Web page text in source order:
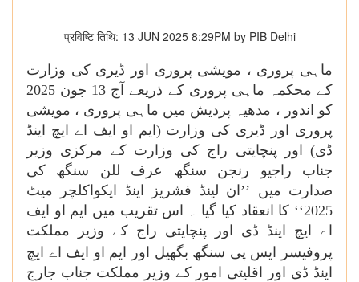
प्रविष्टि तिथि: 13 JUN 2025 8:29PM by PIB Delhi
ماہی پروری ، مویشی پروری اور ڈیری کی وزارت
کے محکمہ ماہی پروری کے ذریعے آج 13 جون 2025
کو اندور ، مدھیہ پردیش میں ماہی پروری ، مویشی
پروری اور ڈیری کی وزارت (ایم او ایف اے ایچ اینڈ
ڈی) اور پنچایتی راج کی وزارت کے مرکزی وزیر
جناب راجیو رنجن سنگھ عرف للن سنگھ کی
صدارت میں ’’ان لینڈ فشریز اینڈ ایکواکلچر میٹ
2025‘‘ کا انعقاد کیا گیا ۔ اس تقریب میں ایم او ایف
اے ایچ اینڈ ڈی اور پنچایتی راج کے وزیر مملکت
پروفیسر
ایس پی سنگھ بگھیل اور ایم او ایف اے ایچ
اینڈ ڈی اور اقلیتی امور کے وزیر مملکت جناب جارج